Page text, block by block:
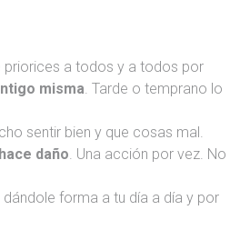
priorices a todos y a todos por
misma . Tarde o temprano lo
sentir bien y que cosas mal.
daño . Una acción por vez. No
dándole forma a tu día a día y por